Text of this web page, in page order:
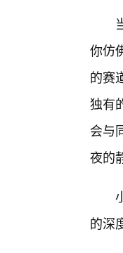
你仿
的赛
独有
会与
夜的
的深